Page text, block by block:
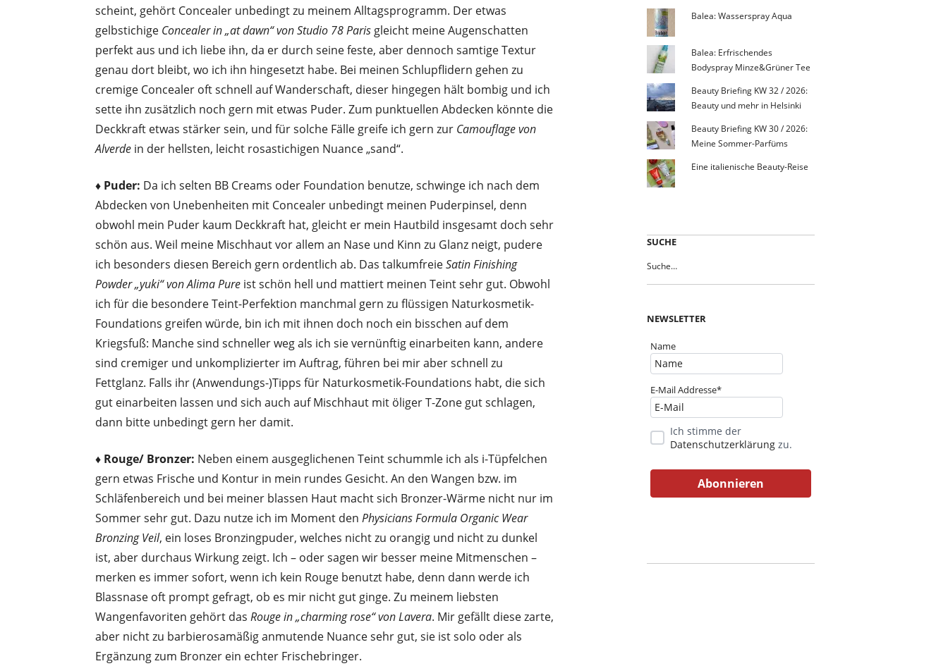
scheint, gehört Concealer unbedingt zu meinem Alltagsprogramm. Der etwas
gelbstichige Concealer in „at dawn“ von Studio 78 Paris gleicht meine Augenschatten
perfekt aus und ich liebe ihn, da er durch seine feste, aber dennoch samtige Textur
genau dort bleibt, wo ich ihn hingesetzt habe. Bei meinen Schlupflidern gehen zu
cremige Concealer oft schnell auf Wanderschaft, dieser hingegen hält bombig und ich
sette ihn zusätzlich noch gern mit etwas Puder. Zum punktuellen Abdecken könnte die
Deckkraft etwas stärker sein, und für solche Fälle greife ich gern zur Camouflage von
Alverde in der hellsten, leicht rosastichigen Nuance „sand“.
♦ Puder: Da ich selten BB Creams oder Foundation benutze, schwinge ich nach dem
Abdecken von Unebenheiten mit Concealer unbedingt meinen Puderpinsel, denn
obwohl mein Puder kaum Deckkraft hat, gleicht er mein Hautbild insgesamt doch sehr
schön aus. Weil meine Mischhaut vor allem an Nase und Kinn zu Glanz neigt, pudere
ich besonders diesen Bereich gern ordentlich ab. Das talkumfreieSatin Finishing
Powder „yuki“ von Alima Pure ist schön hell und mattiert meinen Teint sehr gut. Obwohl
ich für die besondere Teint-Perfektion manchmal gern zu flüssigen Naturkosmetik-
Foundations greifen würde, bin ich mit ihnen doch noch ein bisschen auf dem
Kriegsfuß: Manche sind schneller weg als ich sie vernünftig einarbeiten kann, andere
sind cremiger und unkomplizierter im Auftrag, führen bei mir aber schnell zu
Fettglanz. Falls ihr (Anwendungs-)Tipps für Naturkosmetik-Foundations habt, die sich
gut einarbeiten lassen und sich auch auf Mischhaut mit öliger T-Zone gut schlagen,
dann bitte unbedingt gern her damit.
♦ Rouge/ Bronzer: Neben einem ausgeglichenen Teint schummle ich als i-Tüpfelchen
gern etwas Frische und Kontur in mein rundes Gesicht. An den Wangen bzw. im
Schläfenbereich und bei meiner blassen Haut macht sich Bronzer-Wärme nicht nur im
Sommer sehr gut. Dazu nutze ich im Moment den Physicians Formula Organic Wear
Bronzing Veil, ein loses Bronzingpuder, welches nicht zu orangig und nicht zu dunkel
ist, aber durchaus Wirkung zeigt. Ich – oder sagen wir besser meine Mitmenschen –
merken es immer sofort, wenn ich kein Rouge benutzt habe, denn dann werde ich
Blassnase oft prompt gefragt, ob es mir nicht gut ginge. Zu meinem liebsten
Wangenfavoriten gehört das Rouge in „charming rose“ von Lavera. Mir gefällt diese zarte,
aber nicht zu barbierosamäßig anmutende Nuance sehr gut, sie ist solo oder als
Ergänzung zum Bronzer ein echter Frischebringer.
Balea: Wasserspray Aqua
Balea: Erfrischendes
Bodyspray Minze&Grüner Tee
Beauty Briefing KW 32 / 2026:
Beauty und mehr in Helsinki
Beauty Briefing KW 30 / 2026:
Meine Sommer-Parfüms
Eine italienische Beauty-Reise
SUCHE
NEWSLETTER
Name
E-Mail Addresse*
Ich stimme der
Datenschutzerklärung zu.